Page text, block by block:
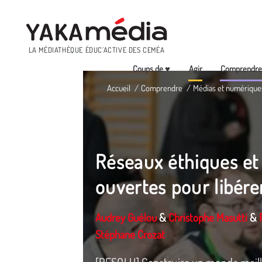
LA MÉDIATHÈQUE ÉDUC’ACTIVE DES CEMÉA
Menu
Coups de ♥ Agir Comprendre
Accueil Comprendre Médias et
Réseaux éthiques
ouvertes pour
Audrey Guélou&Christophe Masutti&
Stéphane Crozat